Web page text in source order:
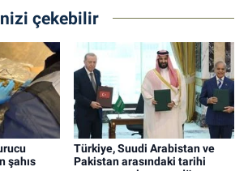
çekebilir
şahıs
Türkiye, Suudi Arabistan ve
Pakistan arasındaki tarihi